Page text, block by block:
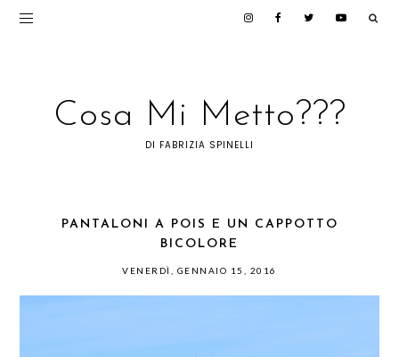
Cosa Mi Metto???
DI FABRIZIA SPINELLI
PANTALONI A POIS E UN CAPPOTTO
BICOLORE
VENERDÌ, GENNAIO 15, 2016